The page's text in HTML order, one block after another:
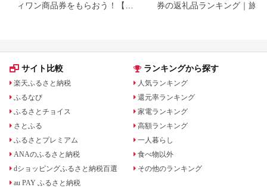
ィワン商品券をもらおう！【静
券の返礼品ランキング｜旅行
サイト比較
楽天ふるさと納税
ふるなび
ふるさとチョイス
さとふる
ふるさとプレミアム
ANAのふるさと納税
dショッピングふるさと納税百選
au PAY ふるさと納税
ランキングから探す
人気ランキング
還元率ランキング
家電ランキング
高額ランキング
一人暮らし
食べ物以外
その他のランキング